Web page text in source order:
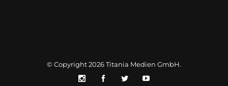
© Copyright 2026Titania Medien GmbH.